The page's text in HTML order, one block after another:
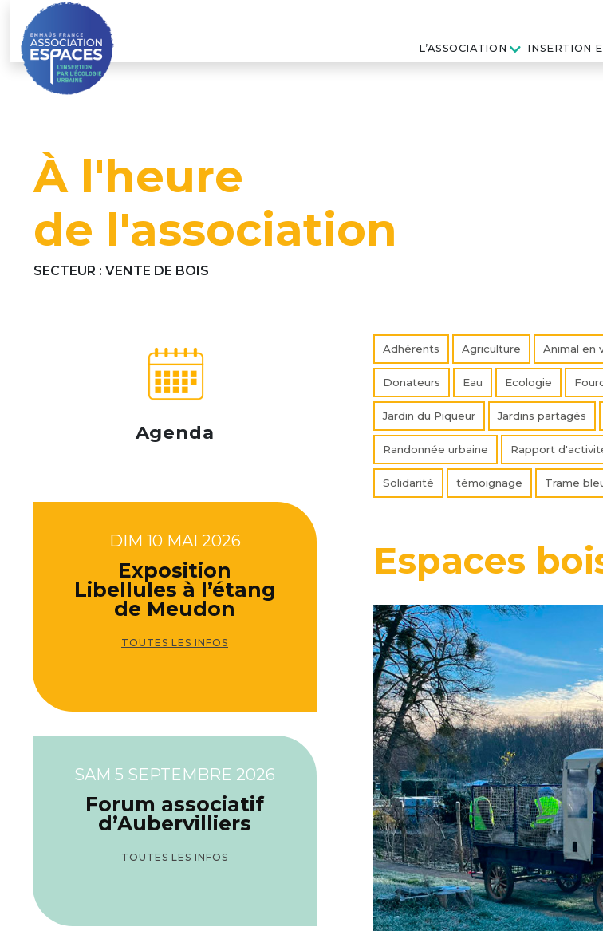
content
L’ASSOCIATION INSERTION
À l'heure
de l'association
SECTEUR : VENTE DE BOIS
Adhérents Agriculture Animal en
Donateurs Eau Ecologie
Jardin du Piqueur Jardins partagés
Randonnée urbaine Rapport
Solidarité témoignage Trame
Espaces
Agenda
DIM 10 MAI 2026
Exposition
Libellules à l’étang
de Meudon
TOUTES LES INFOS
SAM 5 SEPTEMBRE 2026
Forum associatif
d’Aubervilliers
TOUTES LES INFOS